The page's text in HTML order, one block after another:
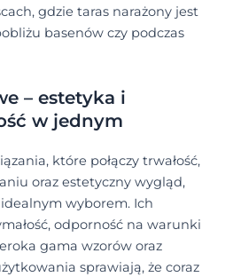
gdzie taras narażony jest
basenów czy podczas
– estetyka i
w jednym
które połączy trwałość,
oraz estetyczny wygląd,
idealnym wyborem. Ich
odporność na warunki
gama wzorów oraz
sprawiają, że coraz